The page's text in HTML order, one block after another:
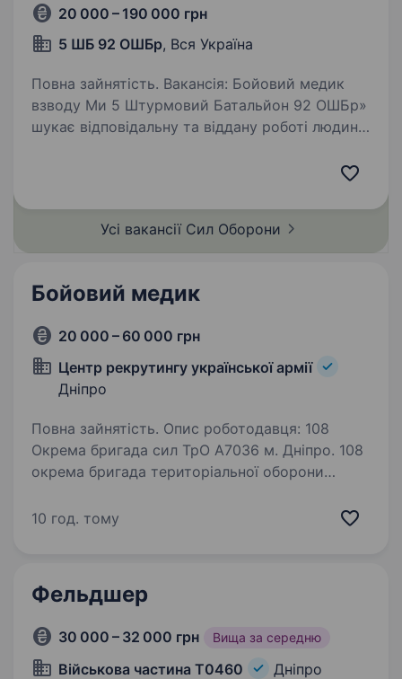
20 000 – 190 000 грн
5 ШБ 92 ОШБр, Вся Україна
Повна зайнятість. Вакансія: Бойовий медик
взводу Ми 5 Штурмовий Батальйон 92 ОШБр»
шукає відповідальну та віддану роботі людину
Усі вакансії Сил Оборони
Бойовий медик
20 000 – 60 000 грн
Центр рекрутингу української армії
Дніпро
Повна зайнятість. Опис роботодавця: 108
Окрема бригада сил ТрО А7036 м. Дніпро. 108
окрема бригада територіальної оборони
25.02.2022 року 108 обр ТрО переведено
10 год. тому
Фельдшер
30 000 – 32 000 грн Вища за середню
Військова частина Т0460 Дніпро